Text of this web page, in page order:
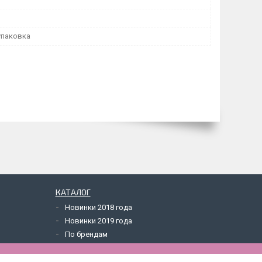
КАТАЛОГ
Новинки 2018 года
Новинки 2019 года
По брендам